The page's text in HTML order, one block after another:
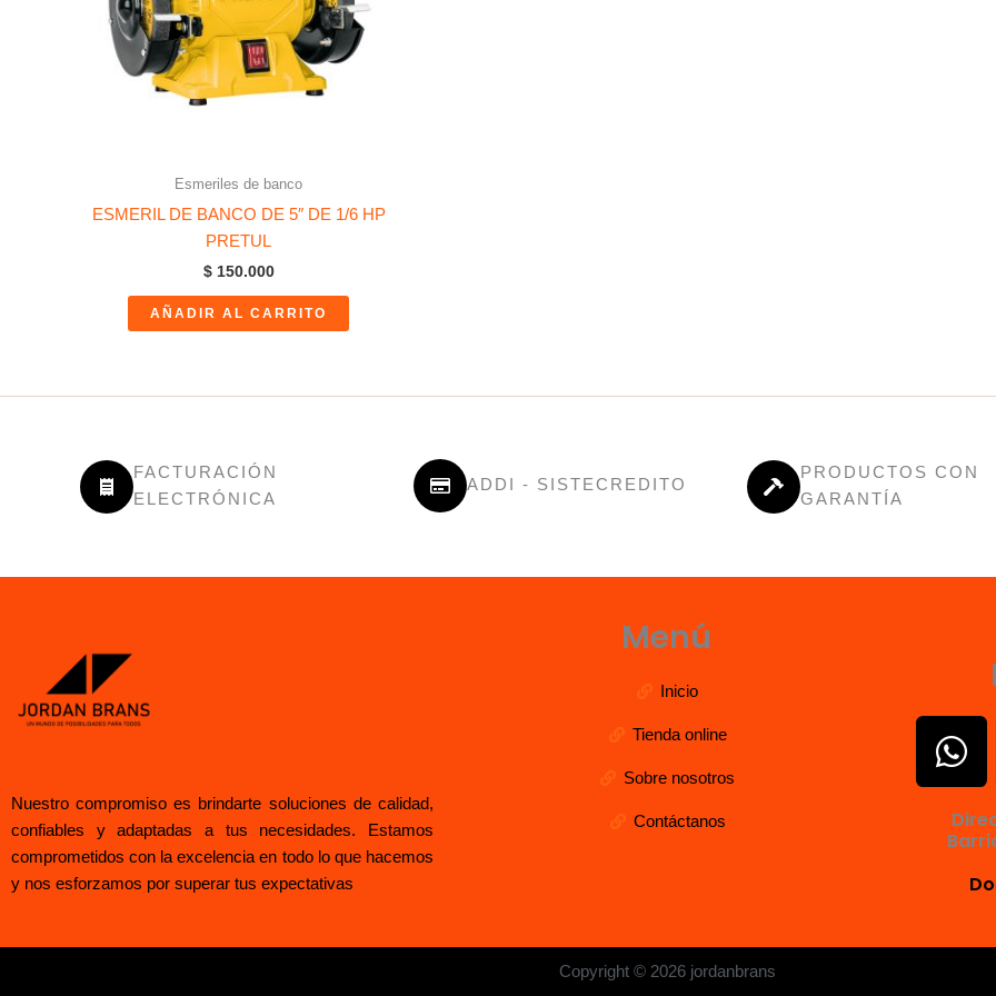
Esmeriles de banco
ESMERIL DE BANCO DE 5″ DE 1/6 HP
PRETUL
$150.000
AÑADIR AL CARRITO
FACTURACIÓN
ELECTRÓNICA
ADDI - SISTECREDITO
PRODUCTOS CON
GARANTÍA
Nuestro compromiso es brindarte soluciones de calidad,
confiables y adaptadas a tus necesidades. Estamos
comprometidos con la excelencia en todo lo que hacemos
y nos esforzamos por superar tus expectativas
Menú
Inicio
Tienda online
Sobre nosotros
Contáctanos
W
h
a
t
p
Copyright © 2026 jordanbrans